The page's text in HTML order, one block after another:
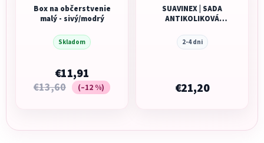
Box na občerstvenie
malý - sivý/modrý
Skladom
€11,91
€13,60 (–12 %)
SUAVINEX | SADA
ANTIKOLIKOVÁ
FĽAŠA 180 ml A +
cumlík Zerø.Zerø™
2-4 dni
€21,20